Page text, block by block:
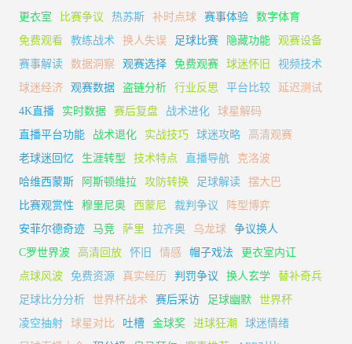
更衣室
比赛争议 热苏斯 补时点球 赛事体验
数字体育
免费观看
教练战术 换人失误 足球比赛 隐藏功能
观赛设备
赛事解读
数据洞察 观赛选择 免费观赛 球迷怀旧
视频技术
球迷经济
观赛数据 盗链分析 行业反思 平台比较
延迟测试
4K直播
实时数据 赛后复盘 战术进化
球星解码
直播平台功能
战术退化 实战技巧 球迷攻略
高清观赛
老球迷回忆
生涯转型 技术特点 直播导航
克洛波
哈维西蒙斯
阿斯顿维拉 攻防转换 足球解读
摆大巴
比赛观赏性
穆里尼奥 西蒙尼 裁判争议
阵型博弈
安菲尔德奇迹
马竞 萨里 拉齐奥 乌龙球
争议换人
C罗世界波
高清回放 怀旧 情感 帽子戏法
更衣室内讧
点球风波
免费资源 真实经历 判罚争议 换人玄学
替补奇兵
足球比分分析
世界杯战术 赛后采访 足球幽默
世界杯
凌空抽射
球星对比 吐槽 金球奖 进球狂潮
球迷情绪